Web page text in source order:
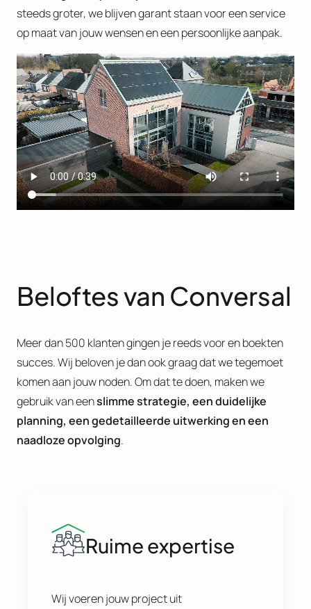
steeds groter, we blijven garant staan voor een service
op maat van jouw wensen en een persoonlijke aanpak.
Beloftes van Conversal
Meer dan 500 klanten gingen je reeds voor en boekten
succes. Wij beloven je dan ook graag dat we tegemoet
komen aan jouw noden. Om dat te doen, maken we
gebruik van eenslimme strategie, een duidelijke
planning, een gedetailleerde uitwerking en een
naadloze opvolging.
Ruime expertise
Wij voeren jouw project uit